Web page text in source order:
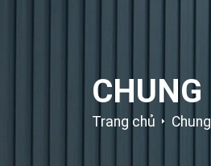
CHUNG
Trang chủ Chung